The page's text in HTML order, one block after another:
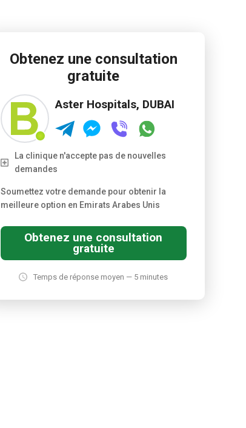
Obtenez une consultation
gratuite
Aster Hospitals, DUBAI
La clinique n'accepte pas de nouvelles
demandes
Soumettez votre demande pour obtenir la
meilleure option en Emirats Arabes Unis
Obtenez une consultation
gratuite
Temps de réponse moyen — 5 minutes